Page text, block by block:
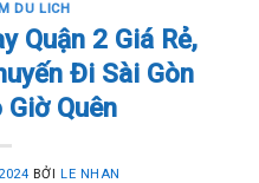
DU LICH
Quận 2 Giá Rẻ,
Đi Sài Gòn
Quên
BỞILE NHAN